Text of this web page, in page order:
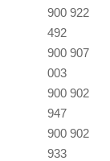
900 922
492
900 907
003
900 902
947
900 902
933